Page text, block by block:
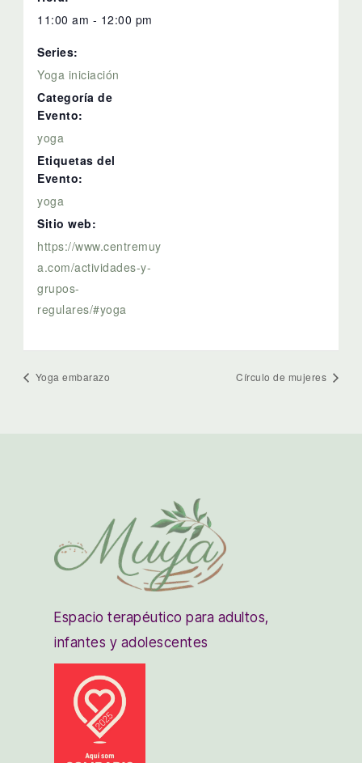
11:00 am - 12:00 pm
Series:
Yoga iniciación
Categoría de
Evento:
yoga
Etiquetas del
Evento:
yoga
Sitio web:
https://www.centremuy
a.com/actividades-y-
grupos-
regulares/#yoga
Yoga embarazo Círculo de mujeres
Espacio terapéutico para adultos,
infantes y adolescentes